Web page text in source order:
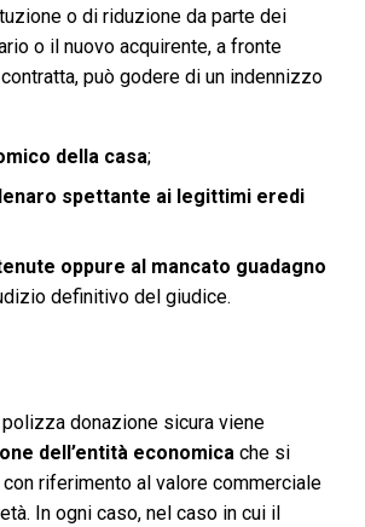
o di riduzione da parte dei
o il nuovo acquirente, a fronte
può godere di un indennizzo
della casa;
spettante ai legittimi eredi
oppure al mancato guadagno
definitivo del giudice.
polizza donazione sicura viene
dell’entità economica che si
riferimento al valore commerciale
In ogni caso, nel caso in cui il